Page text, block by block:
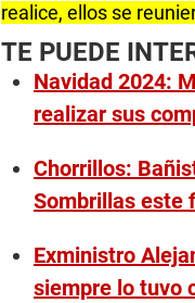
realice, ellos se
TE PUEDE
Navidad 2024:
realizar sus
Chorrillos:
Sombrillas este
Exministro
siempre lo tuvo